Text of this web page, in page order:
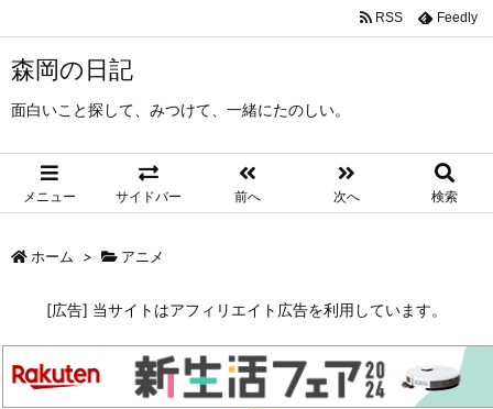
森岡の日記
面白いこと探して、みつけて、一緒にたのしい。
メニュー サイドバー 前へ 次へ 検索
RSS Feedly
ホーム > アニメ
[広告] 当サイトはアフィリエイト広告を利用しています。